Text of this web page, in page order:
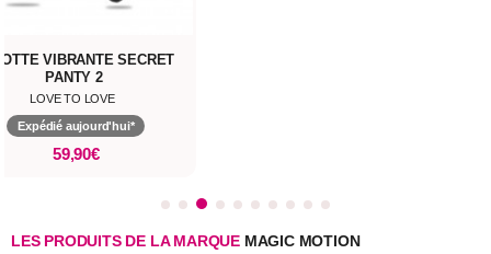
VIBRANTE SECRET
PANTY 2
LOVE TO LOVE
Expédié aujourd'hui*
59,90€
LES PRODUITS DE LA MARQUE MAGIC MOTION